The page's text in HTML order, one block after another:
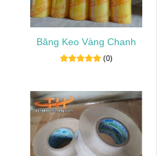
Băng Keo Vàng Chanh
(0)